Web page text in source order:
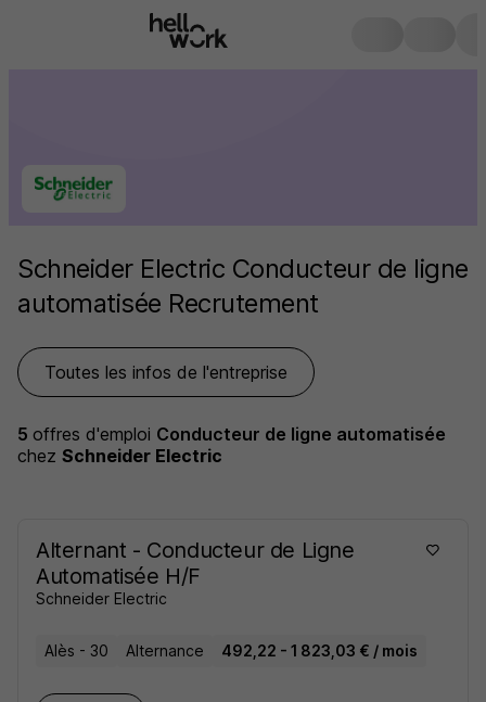
Schneider Electric Conducteur de ligne
automatisée Recrutement
Toutes les infos de l'entreprise
5 offres d'emploi Conducteur de ligne automatisée
chez Schneider Electric
Alternant - Conducteur de Ligne
Automatisée H/F
Schneider Electric
Alès - 30 Alternance 492,22 - 1 823,03 € / mois